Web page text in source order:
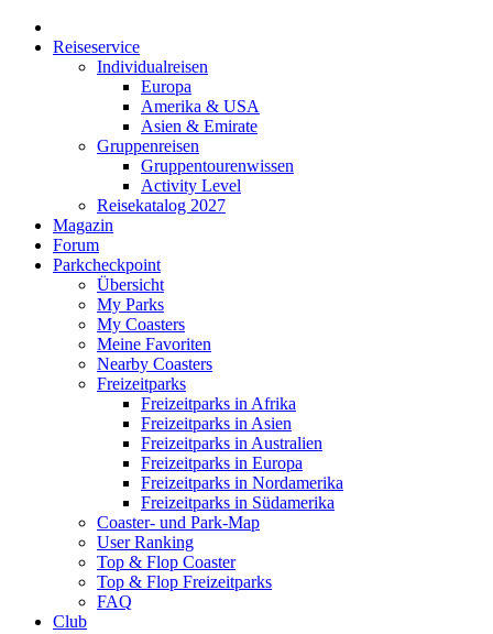
Reiseservice
Individualreisen
Europa
Amerika & USA
Asien & Emirate
Gruppenreisen
Gruppentourenwissen
Activity Level
Reisekatalog 2027
Magazin
Forum
Parkcheckpoint
Übersicht
My Parks
My Coasters
Meine Favoriten
Nearby Coasters
Freizeitparks
Freizeitparks in Afrika
Freizeitparks in Asien
Freizeitparks in Australien
Freizeitparks in Europa
Freizeitparks in Nordamerika
Freizeitparks in Südamerika
Coaster- und Park-Map
User Ranking
Top & Flop Coaster
Top & Flop Freizeitparks
FAQ
Club